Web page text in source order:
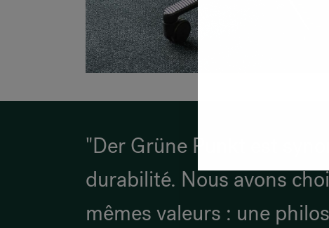
"Der Grüne Punkt est
durabilité. Nous avons
mêmes valeurs : une